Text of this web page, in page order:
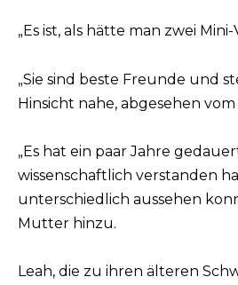
„Es ist, als hätte man zwei
„Sie sind beste Freunde und
Hinsicht nahe, abgesehen vom
„Es hat ein paar Jahre
wissenschaftlich verstanden
unterschiedlich aussehen
Mutter hinzu.
Leah, die zu ihren älteren